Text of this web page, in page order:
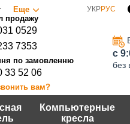
Еще УКРРУС
0529
7353
33 52 06
вам?
c
без
Компьютерные
кресла